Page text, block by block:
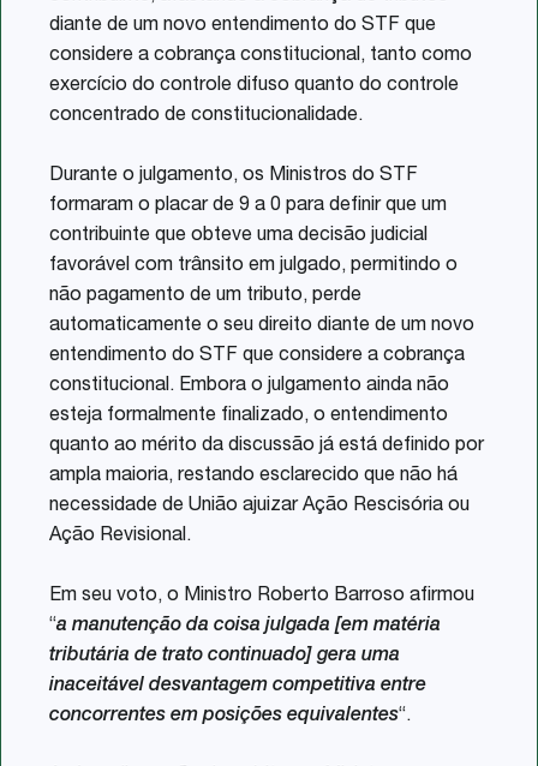
diante de um novo entendimento do STF que
considere a cobrança constitucional, tanto como
exercício do controle difuso quanto do controle
concentrado de constitucionalidade.
Durante o julgamento, os Ministros do STF
formaram o placar de 9 a 0 para definir que um
contribuinte que obteve uma decisão judicial
favorável com trânsito em julgado, permitindo o
não pagamento de um tributo, perde
automaticamente o seu direito diante de um novo
entendimento do STF que considere a cobrança
constitucional. Embora o julgamento ainda não
esteja formalmente finalizado, o entendimento
quanto ao mérito da discussão já está definido por
ampla maioria, restando esclarecido que não há
necessidade de União ajuizar Ação Rescisória ou
Ação Revisional.
Em seu voto, o Ministro Roberto Barroso afirmou
“a manutenção da coisa julgada [em matéria
tributária de trato continuado] gera uma
inaceitável desvantagem competitiva entre
concorrentes em posições equivalentes“.